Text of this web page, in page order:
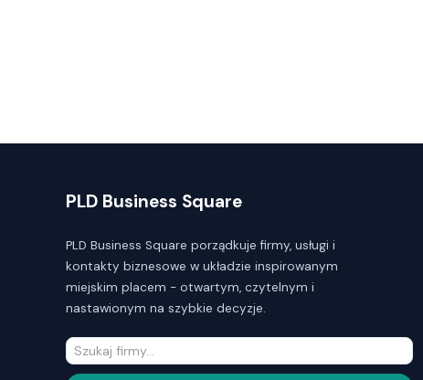
PLD Business Square
PLD Business Square porządkuje firmy, usługi i
kontakty biznesowe w układzie inspirowanym
miejskim placem - otwartym, czytelnym i
nastawionym na szybkie decyzje.